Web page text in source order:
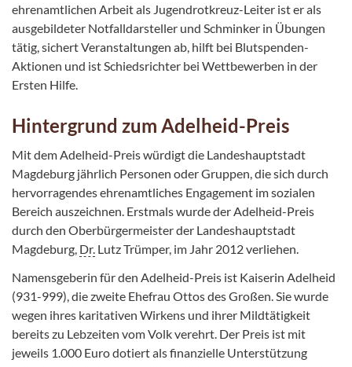
ehrenamtlichen Arbeit als Jugendrotkreuz-Leiter ist er als
ausgebildeter Notfalldarsteller und Schminker in Übungen
tätig, sichert Veranstaltungen ab, hilft bei Blutspenden-
Aktionen und ist Schiedsrichter bei Wettbewerben in der
Ersten Hilfe.
Hintergrund zum Adelheid-Preis
Mit dem Adelheid-Preis würdigt die Landeshauptstadt
Magdeburg jährlich Personen oder Gruppen, die sich durch
hervorragendes ehrenamtliches Engagement im sozialen
Bereich auszeichnen. Erstmals wurde der Adelheid-Preis
durch den Oberbürgermeister der Landeshauptstadt
Magdeburg, Dr. Lutz Trümper, im Jahr 2012 verliehen.
Namensgeberin für den Adelheid-Preis ist Kaiserin Adelheid
(931-999), die zweite Ehefrau Ottos des Großen. Sie wurde
wegen ihres karitativen Wirkens und ihrer Mildtätigkeit
bereits zu Lebzeiten vom Volk verehrt. Der Preis ist mit
jeweils 1.000 Euro dotiert als finanzielle Unterstützung